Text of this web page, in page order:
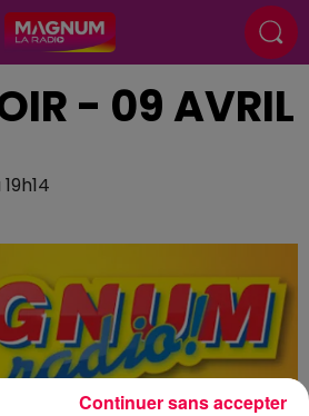
- 09 AVRIL
Continuer sans accepter